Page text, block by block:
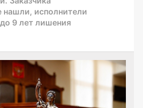
нашли, исполнители
9 лет лишения